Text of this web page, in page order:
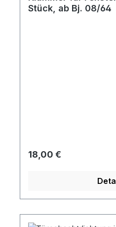
Stück, ab Bj. 08/64
Regulärer Preis:
18,00 €